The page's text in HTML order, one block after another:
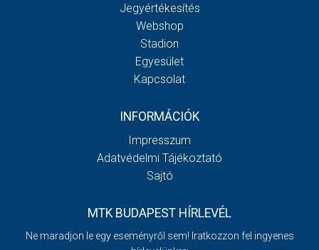
Jegyértékesítés
Webshop
Stadion
Egyesület
Kapcsolat
INFORMÁCIÓK
Impresszum
Adatvédelmi Tájékoztató
Sajtó
MTK BUDAPEST HÍRLEVÉL
Ne maradjon le egy eseményről sem! Iratkozzon fel ingyenes